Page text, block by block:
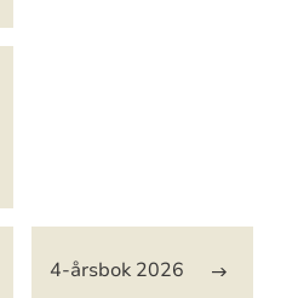
4-årsbok 2026